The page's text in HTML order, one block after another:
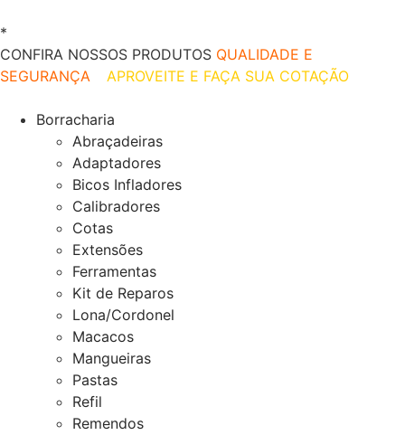
*
CONFIRA NOSSOS PRODUTOS QUALIDADE E
SEGURANÇA
APROVEITE E FAÇA SUA COTAÇÃO
Borracharia
Abraçadeiras
Adaptadores
Bicos Infladores
Calibradores
Cotas
Extensões
Ferramentas
Kit de Reparos
Lona/Cordonel
Macacos
Mangueiras
Pastas
Refil
Remendos